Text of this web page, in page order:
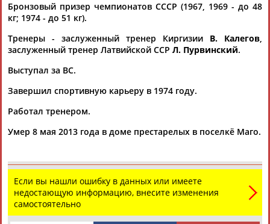
АББАТЕ-
БУЛАТОВА
АББЯСОВА
АБДИКАРИМОВААБДРАХМАНОВ
Бронзовый призер чемпионатов СССР (1967, 1969 - до 48
кг; 1974 - до 51 кг).
Тренеры - заслуженный тренер Киргизии В. Калегов,
заслуженный тренер Латвийской ССР Л. Пурвинский.
Выступал за ВС.
Завершил спортивную карьеру в 1974 году.
Работал тренером.
Умер 8 мая 2013 года в доме престарелых в поселкё Маго.
Если вы нашли ошибку в данных или имеете
недостающую информацию, внесите изменения
самостоятельно